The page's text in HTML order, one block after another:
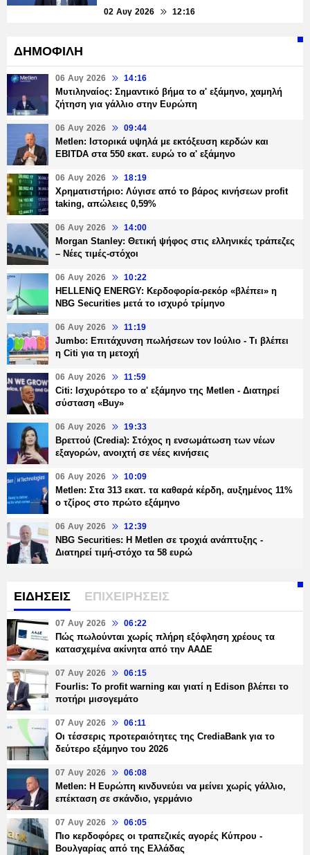
02 Αυγ 2026 12:16
ΔΗΜΟΦΙΛΗ
06 Αυγ 2026 14:16
Μυτιληναίος: Σημαντικό βήμα το α' εξάμηνο, χαμηλή
ζήτηση για γάλλιο στην Ευρώπη
06 Αυγ 2026 09:44
Metlen: Ιστορικά υψηλά με εκτόξευση κερδών και
EBITDA στα 550 εκατ. ευρώ το α' εξάμηνο
06 Αυγ 2026 18:19
Χρηματιστήριο: Λύγισε από το βάρος κινήσεων profit
taking, απώλειες 0,59%
06 Αυγ 2026 14:00
Morgan Stanley: Θετική ψήφος στις ελληνικές τράπεζες
– Νέες τιμές-στόχοι
06 Αυγ 2026 10:22
HELLENiQ ENERGY: Κερδοφορία-ρεκόρ «βλέπει» η
NBG Securities μετά το ισχυρό τρίμηνο
06 Αυγ 2026 11:19
Jumbo: Επιτάχυνση πωλήσεων τον Ιούλιο - Τι βλέπει
η Citi για τη μετοχή
06 Αυγ 2026 11:59
Citi: Ισχυρότερο το α' εξάμηνο της Metlen - Διατηρεί
σύσταση «Buy»
06 Αυγ 2026 19:33
Βρεττού (Credia): Στόχος η ενσωμάτωση των νέων
εξαγορών, ανοιχτή σε νέες κινήσεις
06 Αυγ 2026 10:09
Metlen: Στα 313 εκατ. τα καθαρά κέρδη, αυξημένος 11%
ο τζίρος στο πρώτο εξάμηνο
06 Αυγ 2026 12:39
NBG Securities: Η Metlen σε τροχιά ανάπτυξης -
Διατηρεί τιμή-στόχο τα 58 ευρώ
ΕΙΔΗΣΕΙΣ ΕΠΙΧΕΙΡΗΣΕΙΣ
07 Αυγ 2026 06:22
Πώς πωλούνται χωρίς πλήρη εξόφληση χρέους τα
κατασχεμένα ακίνητα από την ΑΑΔΕ
07 Αυγ 2026 06:15
Fourlis: Το profit warning και γιατί η Edison βλέπει το
ποτήρι μισογεμάτο
07 Αυγ 2026 06:11
Οι τέσσερις προτεραιότητες της CrediaBank για το
δεύτερο εξάμηνο του 2026
07 Αυγ 2026 06:08
Metlen: Η Ευρώπη κινδυνεύει να μείνει χωρίς γάλλιο,
επέκταση σε σκάνδιο, γερμάνιο
07 Αυγ 2026 06:05
Πιο κερδοφόρες οι τραπεζικές αγορές Κύπρου -
Βουλγαρίας από της Ελλάδας